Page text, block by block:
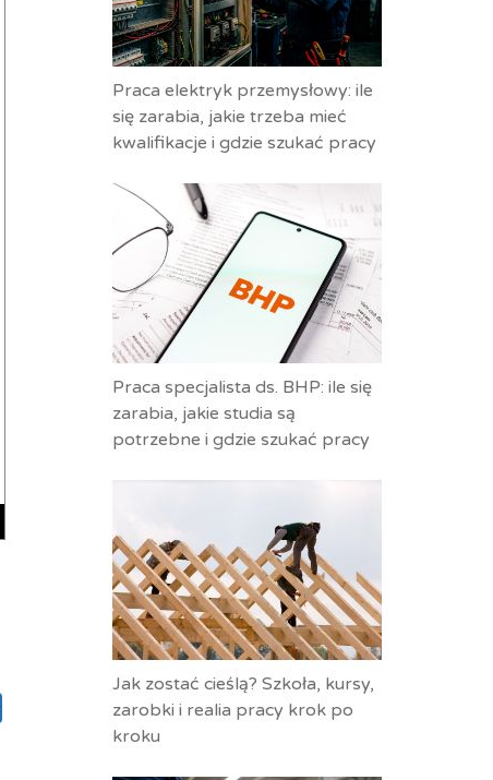
Praca elektryk przemysłowy: ile
się zarabia, jakie trzeba mieć
kwalifikacje i gdzie szukać pracy
Praca specjalista ds. BHP: ile się
zarabia, jakie studia są
potrzebne i gdzie szukać pracy
Jak zostać cieślą? Szkoła, kursy,
zarobki i realia pracy krok po
kroku